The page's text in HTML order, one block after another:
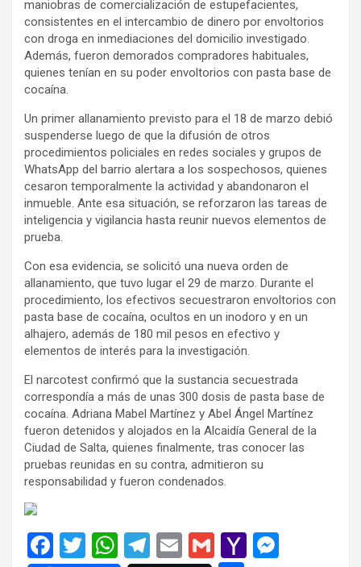
maniobras de comercialización de estupefacientes,
consistentes en el intercambio de dinero por envoltorios
con droga en inmediaciones del domicilio investigado.
Además, fueron demorados compradores habituales,
quienes tenían en su poder envoltorios con pasta base de
cocaína.
Un primer allanamiento previsto para el 18 de marzo debió
suspenderse luego de que la difusión de otros
procedimientos policiales en redes sociales y grupos de
WhatsApp del barrio alertara a los sospechosos, quienes
cesaron temporalmente la actividad y abandonaron el
inmueble. Ante esa situación, se reforzaron las tareas de
inteligencia y vigilancia hasta reunir nuevos elementos de
prueba.
Con esa evidencia, se solicitó una nueva orden de
allanamiento, que tuvo lugar el 29 de marzo. Durante el
procedimiento, los efectivos secuestraron envoltorios con
pasta base de cocaína, ocultos en un inodoro y en un
alhajero, además de 180 mil pesos en efectivo y
elementos de interés para la investigación.
El narcotest confirmó que la sustancia secuestrada
correspondía a más de unas 300 dosis de pasta base de
cocaína. Adriana Mabel Martínez y Abel Ángel Martínez
fueron detenidos y alojados en la Alcaidía General de la
Ciudad de Salta, quienes finalmente, tras conocer las
pruebas reunidas en su contra, admitieron su
responsabilidad y fueron condenados.
F
T
W T
E
G
Y